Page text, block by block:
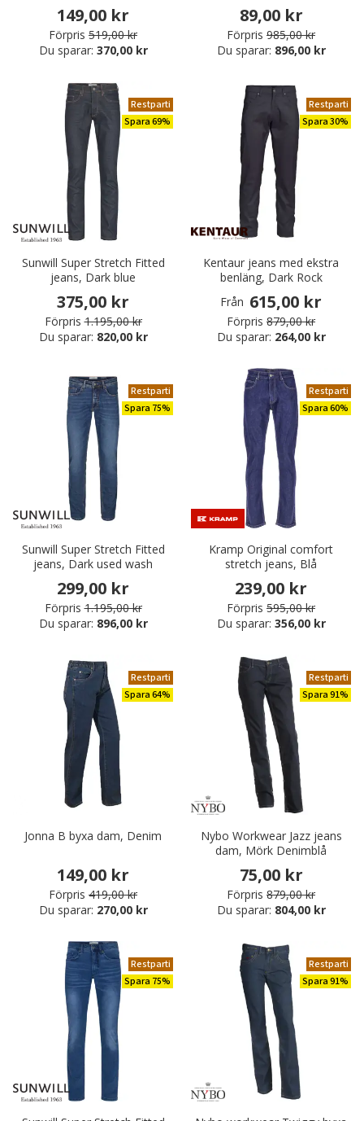
149,00 kr
Förpris 519,00 kr
Du sparar: 370,00 kr
89,00 kr
Förpris 985,00 kr
Du sparar: 896,00 kr
Restparti
Spara 69%
Sunwill Super Stretch Fitted
jeans, Dark blue
375,00 kr
Förpris 1.195,00 kr
Du sparar: 820,00 kr
Restparti
Spara 30%
Kentaur jeans med ekstra
benläng, Dark Rock
Från 615,00 kr
Förpris 879,00 kr
Du sparar: 264,00 kr
Restparti
Spara 75%
Sunwill Super Stretch Fitted
jeans, Dark used wash
299,00 kr
Förpris 1.195,00 kr
Du sparar: 896,00 kr
Restparti
Spara 60%
Kramp Original comfort
stretch jeans, Blå
239,00 kr
Förpris 595,00 kr
Du sparar: 356,00 kr
Restparti
Spara 64%
Jonna B byxa dam, Denim
149,00 kr
Förpris 419,00 kr
Du sparar: 270,00 kr
Restparti
Spara 91%
Nybo Workwear Jazz jeans
dam, Mörk Denimblå
75,00 kr
Förpris 879,00 kr
Du sparar: 804,00 kr
Restparti
Spara 75%
Restparti
Spara 91%